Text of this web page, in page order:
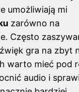
umożliwiają mi
zarówno na
Często
gra na zbyt
warto mieć pod
audio i